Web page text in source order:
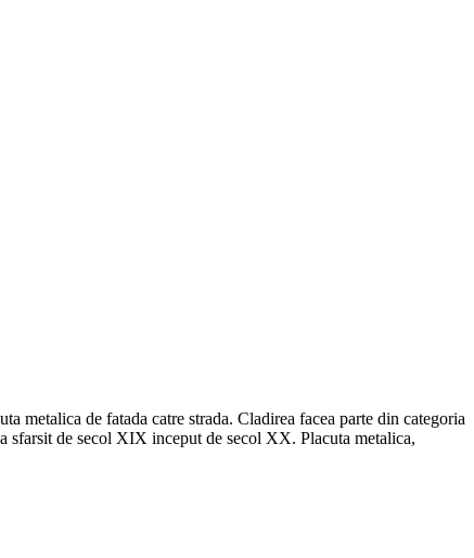
metalica de fatada catre strada. Cladirea facea parte din categoria
sfarsit de secol XIX inceput de secol XX. Placuta metalica,